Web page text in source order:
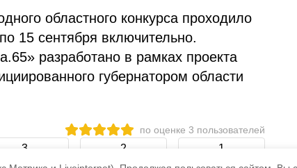
областного конкурса проходило
15 сентября включительно.
разработано в рамках проекта
губернатором области
по оценке 3 пользователей
3 2 1